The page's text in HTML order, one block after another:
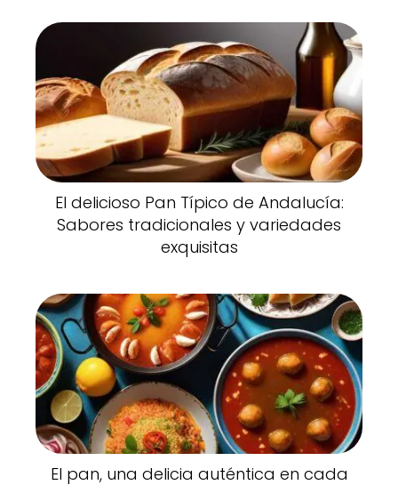
El delicioso Pan Típico de Andalucía:
Sabores tradicionales y variedades
exquisitas
El pan, una delicia auténtica en cada